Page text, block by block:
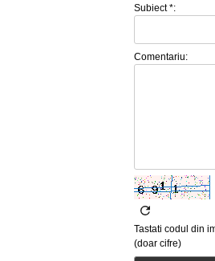
Subiect *:
Comentariu:
Tastati codul din
(doar cifre)